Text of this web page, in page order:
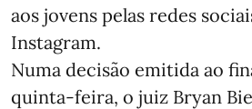
aos jovens pelas redes
Instagram.
Numa decisão emitida ao
quinta-feira, o juiz Bryan